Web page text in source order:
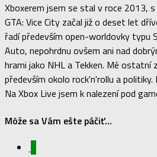
Xboxerem jsem se stal v roce 2013,
GTA: Vice City začal již o deset let
řadí především open-worldovky typu
Auto, nepohrdnu ovšem ani nad
hrami jako NHL a Tekken. Mé ostatní
především okolo rock'n'rollu a
Na Xbox Live jsem k nalezení pod
Môže sa Vám ešte páčiť...